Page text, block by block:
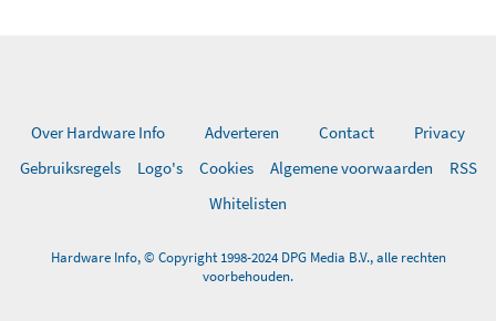
Over Hardware Info Adverteren Contact
Privacy
Gebruiksregels
Logo's Cookies Algemene voorwaarden
RSS
Whitelisten
Hardware Info, © Copyright 1998-2024 DPG Media B.V., alle rechten
voorbehouden.